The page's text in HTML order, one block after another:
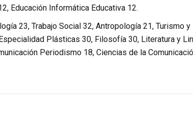
Educación Informática Educativa 12.
23, Trabajo Social 32, Antropología 21, Turismo
Plásticas 30, Filosofía 30, Literatura y
Periodismo 18, Ciencias de la